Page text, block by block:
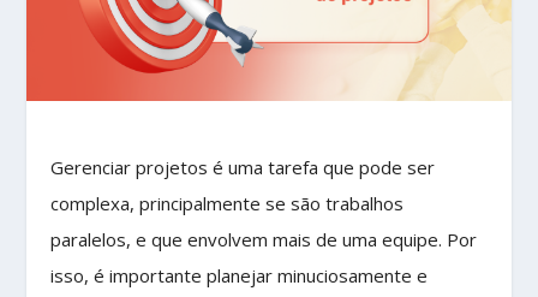
Gerenciar projetos é uma tarefa que pode ser
complexa, principalmente se são trabalhos
paralelos, e que envolvem mais de uma equipe. Por
isso, é importante planejar minuciosamente e